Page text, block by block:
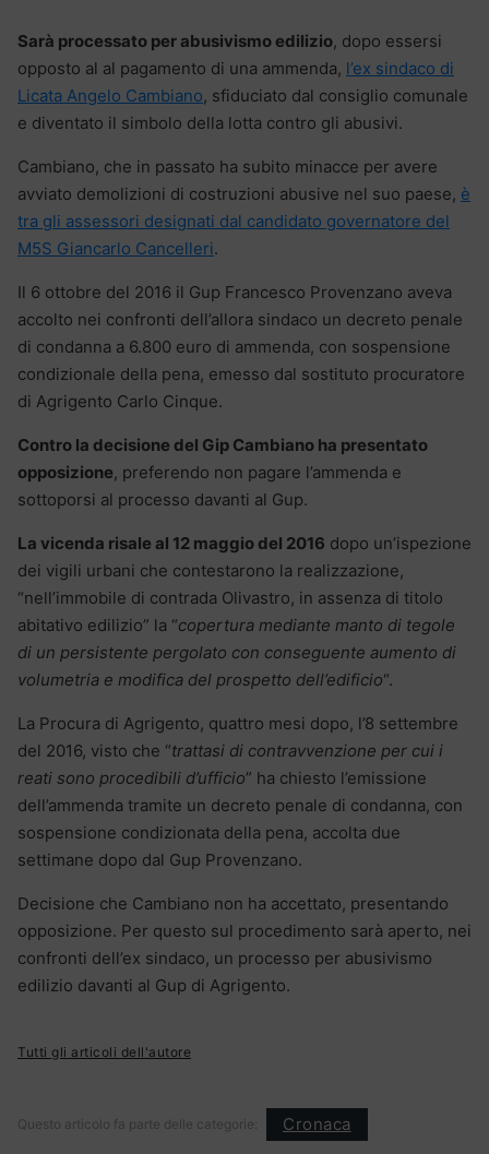
Sarà processato per abusivismo edilizio, dopo essersi
opposto al al pagamento di una ammenda, l’ex sindaco di
Licata Angelo Cambiano, sfiduciato dal consiglio comunale
e diventato il simbolo della lotta contro gli abusivi.
Cambiano, che in passato ha subito minacce per avere
avviato demolizioni di costruzioni abusive nel suo paese, è
tra gli assessori designati dal candidato governatore del
M5S Giancarlo Cancelleri.
Il 6 ottobre del 2016 il Gup Francesco Provenzano aveva
accolto nei confronti dell’allora sindaco un decreto penale
di condanna a 6.800 euro di ammenda, con sospensione
condizionale della pena, emesso dal sostituto procuratore
di Agrigento Carlo Cinque.
Contro la decisione del Gip Cambiano ha presentato
opposizione, preferendo non pagare l’ammenda e
sottoporsi al processo davanti al Gup.
La vicenda risale al 12 maggio del 2016 dopo un’ispezione
dei vigili urbani che contestarono la realizzazione,
“nell’immobile di contrada Olivastro, in assenza di titolo
abitativo edilizio” la “copertura mediante manto di tegole
di un persistente pergolato con conseguente aumento di
volumetria e modifica del prospetto dell’edificio“.
La Procura di Agrigento, quattro mesi dopo, l’8 settembre
del 2016, visto che “trattasi di contravvenzione per cui i
reati sono procedibili d’ufficio” ha chiesto l’emissione
dell’ammenda tramite un decreto penale di condanna, con
sospensione condizionata della pena, accolta due
settimane dopo dal Gup Provenzano.
Decisione che Cambiano non ha accettato, presentando
opposizione. Per questo sul procedimento sarà aperto, nei
confronti dell’ex sindaco, un processo per abusivismo
edilizio davanti al Gup di Agrigento.
Tutti gli articoli dell'autore
Questo articolo fa parte delle categorie: Cronaca